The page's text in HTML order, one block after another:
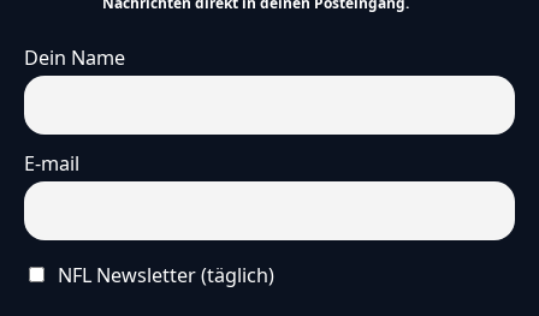
Dein Name
E-mail
NFL Newsletter (täglich)